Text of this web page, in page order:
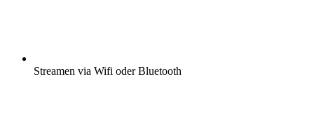
Streamen via Wifi oder Bluetooth